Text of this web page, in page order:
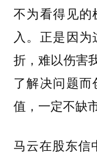
不为看得见
入。正是因
折，难以伤害
了解决问题
值，一定不缺
马云在股东信